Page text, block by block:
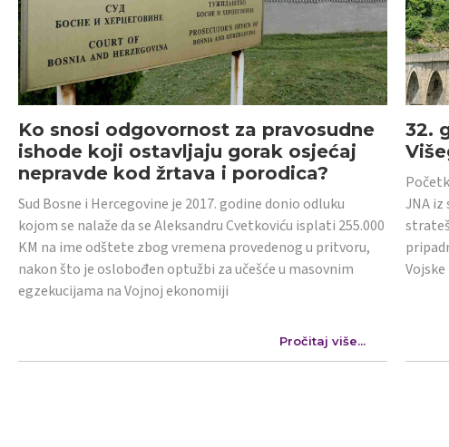
Ko snosi odgovornost za pravosudne
ishode koji ostavljaju gorak osjećaj
nepravde kod žrtava i porodica?
Sud Bosne i Hercegovine je 2017. godine donio odluku
kojom se nalaže da se Aleksandru Cvetkoviću isplati 255.000
KM na ime odštete zbog vremena provedenog u pritvoru,
nakon što je oslobođen optužbi za učešće u masovnim
egzekucijama na Vojnoj ekonomiji
Pročitaj više...
32.
JNA iz